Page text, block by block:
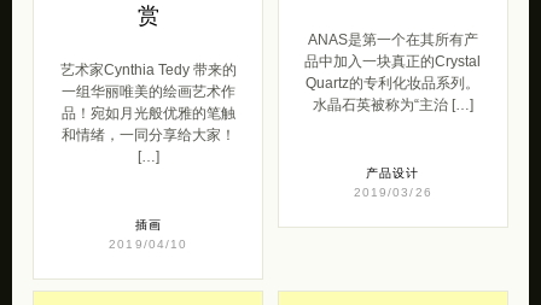
赏
艺术家Cynthia Tedy 带来的
一组华丽唯美的绘画艺术作
品！宛如月光般优雅的笔触
和情绪，一同分享给大家！
[…]
插画
2019/04/10
ANAS是第一个在其所有产
品中加入一块真正的Crystal
Quartz的专利化妆品系列。
水晶石英被称为“主治 […]
产品设计
2019/03/26